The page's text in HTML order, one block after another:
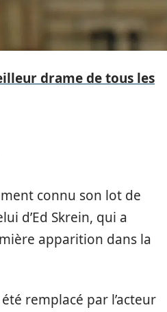
drame de tous les
connu son lot de
d’Ed Skrein, qui a
apparition dans la
remplacé par l’acteur